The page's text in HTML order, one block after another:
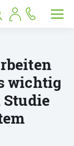
für
öffnen
schließen
wichtig